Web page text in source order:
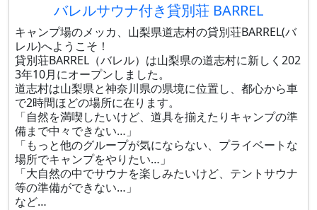
バレルサウナ付き貸別荘 BARREL
キャンプ場のメッカ、山梨県道志村の貸別荘BARREL(バ
レル)へようこそ！
貸別荘BARREL（バレル）は山梨県の道志村に新しく202
3年10月にオープンしました。
道志村は山梨県と神奈川県の県境に位置し、都心から車
で2時間ほどの場所に在ります。​
「自然を満喫したいけど、道具を揃えたりキャンプの準
備まで中々できない…」​
「もっと他のグループが気にならない、プライベートな
場所でキャンプをやりたい…」​
「大自然の中でサウナを楽しみたいけど、テントサウナ
等の準備ができない…」​
など…